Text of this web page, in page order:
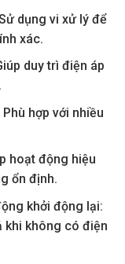
dụng vi xử lý để
xác.
duy trì điện áp
hợp với nhiều
hoạt động hiệu
ổn định.
khởi động lại:
khi không có điện